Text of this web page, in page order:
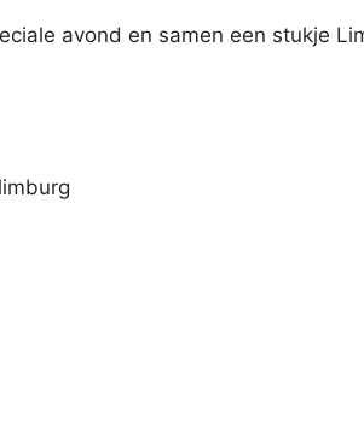
avond en samen een stukje